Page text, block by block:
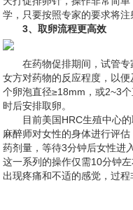
学，只要按照专家的要求将注
3、取卵流程更高效
在药物促排期间，试管
女方对药物的反应程度，以
个卵泡直径≥18mm，或2~3
时后安排取卵。
目前美国HRC生殖中心
麻醉师对女性的身体进行评
药剂量，等待3分钟后女性进
这一系列的操作仅需10分钟
出现疼痛和不适的感觉，过程